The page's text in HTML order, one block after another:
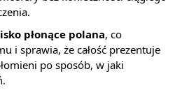
płonące polana, co
i sprawia, że całość prezentuje
po sposób, w jaki